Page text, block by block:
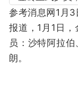
参考消息网1月
报道，1月1日
员：沙特阿拉
朗。